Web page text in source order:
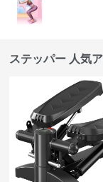
ステッパー 人気